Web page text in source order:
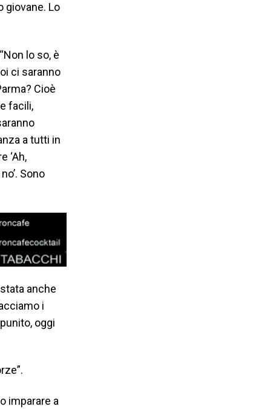
giovane. Lo
“Non lo so, è
ci saranno
Cioè
facili,
a tutti in
‘Ah,
Sono
anche
i
oggi
imparare a